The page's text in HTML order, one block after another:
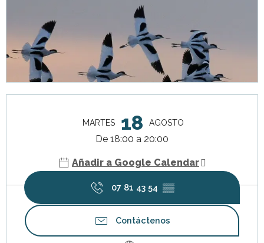
MARTES 18 AGOSTO
De 18:00 a 20:00
Añadir a Google Calendar
07 81 43 54 ▒▒
Contáctenos